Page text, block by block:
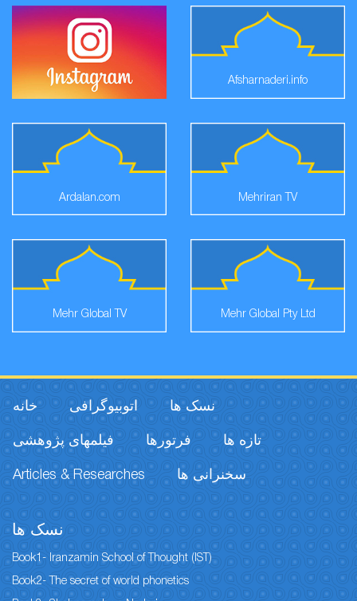
Afsharnaderi.info
Ardalan.com Mehriran TV
Mehr Global TV Mehr Global Pty Ltd
خانه اتوبیوگرافی نسک ها
فیلمهای پژوهشی فرتورها تازه ها
Articles & Researches سخنرانی ها
نسک ها
Book1- Iranzamin School of Thought (IST)
Book2- The secret of world phonetics